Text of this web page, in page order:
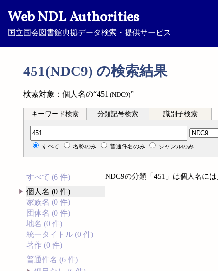
Web NDL Authorities
国立国会図書館典拠データ検索・提供サービス
451(NDC9) の検索結果
検索対象：個人名の“451 (NDC9)”
キーワード検索 分類記号検索 識別子検索
分類記号検索
すべて 名称のみ 普通件名のみ ジャンルのみ
すべて (6 件)
個人名 (0 件)
家族名 (0 件)
団体名 (0 件)
地名 (0 件)
統一タイトル (0 件)
著作 (0 件)
普通件名 (6 件)
NDC9の分類「451」は個人名に